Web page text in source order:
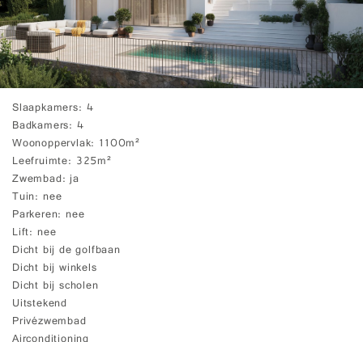
Slaapkamers 4
Badkamers 4
Woonoppervlak 1100m²
Leefruimte 325m²
Zwembad ja
Tuin nee
Parkeren nee
Lift nee
Dicht bij de golfbaan
Dicht bij winkels
Dicht bij scholen
Uitstekend
Privézwembad